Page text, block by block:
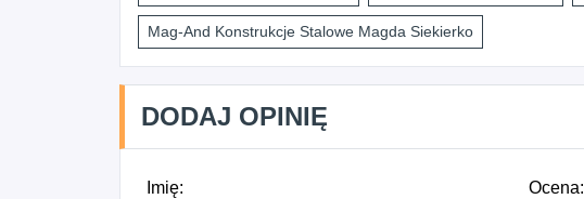
Mag-And Konstrukcje Stalowe Magda Siekierko
DODAJ OPINIĘ
Imię: Ocena: